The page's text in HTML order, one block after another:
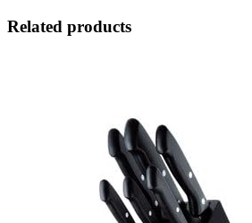
Related products